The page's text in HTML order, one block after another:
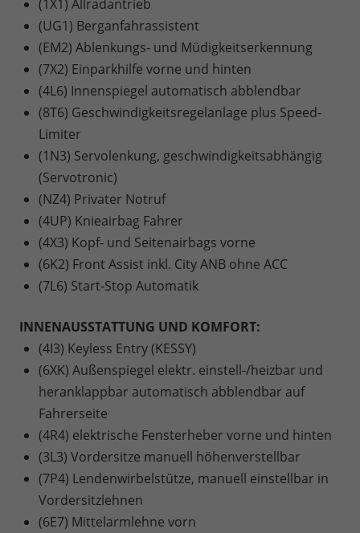
(1X1) Allradantrieb
(UG1) Berganfahrassistent
(EM2) Ablenkungs- und Müdigkeitserkennung
(7X2) Einparkhilfe vorne und hinten
(4L6) Innenspiegel automatisch abblendbar
(8T6) Geschwindigkeitsregelanlage plus Speed-
Limiter
(1N3) Servolenkung, geschwindigkeitsabhängig
(Servotronic)
(NZ4) Privater Notruf
(4UP) Knieairbag Fahrer
(4X3) Kopf- und Seitenairbags vorne
(6K2) Front Assist inkl. City ANB ohne ACC
(7L6) Start-Stop Automatik
INNENAUSSTATTUNG UND KOMFORT:
(4I3) Keyless Entry (KESSY)
(6XK) Außenspiegel elektr. einstell-/heizbar und
heranklappbar automatisch abblendbar auf
Fahrerseite
(4R4) elektrische Fensterheber vorne und hinten
(3L3) Vordersitze manuell höhenverstellbar
(7P4) Lendenwirbelstütze, manuell einstellbar in
Vordersitzlehnen
(6E7) Mittelarmlehne vorn